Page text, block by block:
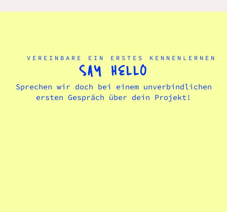
VEREINBARE EIN ERSTES KENNENLERNEN
SAY HELLO
Sprechen wir doch bei einem unverbindlichen
ersten Gespräch über dein Projekt!